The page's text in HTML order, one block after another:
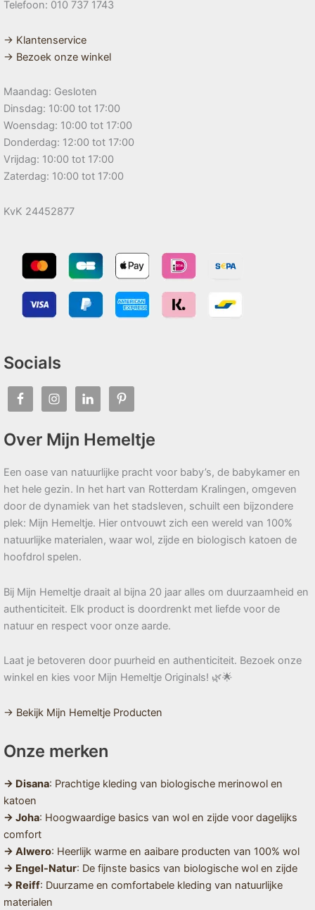
Telefoon: 010 737 1743
→ Klantenservice
→ Bezoek onze winkel
Maandag: Gesloten
Dinsdag: 10:00 tot 17:00
Woensdag: 10:00 tot 17:00
Donderdag: 12:00 tot 17:00
Vrijdag: 10:00 tot 17:00
Zaterdag: 10:00 tot 17:00
KvK 24452877
Socials
Over Mijn Hemeltje
Een oase van natuurlijke pracht voor baby’s, de babykamer en
het hele gezin. In het hart van Rotterdam Kralingen, omgeven
door de dynamiek van het stadsleven, schuilt een bijzondere
plek: Mijn Hemeltje. Hier ontvouwt zich een wereld van 100%
natuurlijke materialen, waar wol, zijde en biologisch katoen de
hoofdrol spelen.
Bij Mijn Hemeltje draait al bijna 20 jaar alles om duurzaamheid en
authenticiteit. Elk product is doordrenkt met liefde voor de
natuur en respect voor onze aarde.
Laat je betoveren door puurheid en authenticiteit. Bezoek onze
winkel en kies voor Mijn Hemeltje Originals! 🌿🌟
→ Bekijk Mijn Hemeltje Producten
Onze merken
→ Disana: Prachtige kleding van biologische merinowol en
katoen
→ Joha: Hoogwaardige basics van wol en zijde voor dagelijks
comfort
→ Alwero: Heerlijk warme en aaibare producten van 100% wol
→ Engel-Natur: De fijnste basics van biologische wol en zijde
→ Reiff: Duurzame en comfortabele kleding van natuurlijke
materialen